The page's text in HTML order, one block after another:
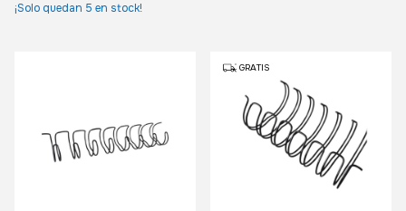
¡Solo quedan 5 en stock!
GRATIS